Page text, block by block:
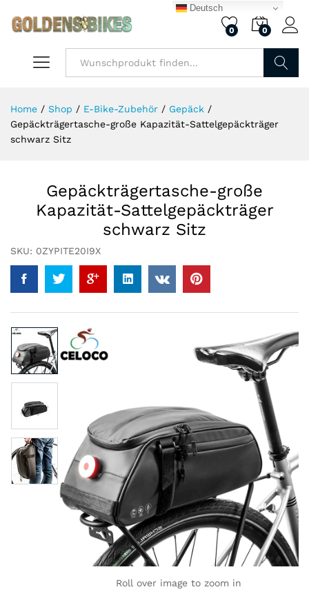
0 0
Home / Shop / E-Bike-Zubehör / Gepäck /
Gepäckträgertasche-große Kapazität-Sattelgepäckträger
schwarz Sitz
Gepäckträgertasche-große
Kapazität-Sattelgepäckträger
schwarz Sitz
SKU: 0ZYPITE20I9X
Roll over image to zoom in
Deutsch